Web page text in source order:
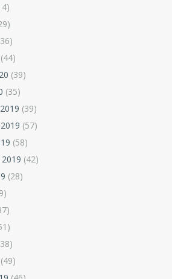
(44)
(39)
(35)
(39)
(57)
(58)
(42)
(28)
(49)